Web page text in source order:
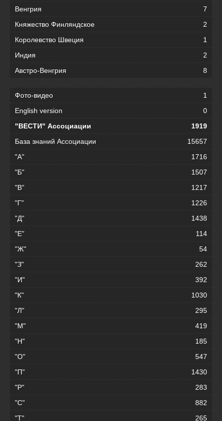
Венгрия
7
Княжество Финляндское
2
Королевство Швеция
1
Индия
2
Австро-Венгрия
8
Фото-видео
1
English version
0
"ВЕСТИ" Ассоциации
1919
База знаний Ассоциации
15657
"А"
1716
"Б"
1507
"В"
1217
"Г"
1226
"Д"
1438
"Е"
114
"Ж"
54
"З"
262
"И"
392
"К"
1030
"Л"
295
"М"
419
"Н"
185
"О"
547
"П"
1430
"Р"
283
"С"
882
"Т"
265